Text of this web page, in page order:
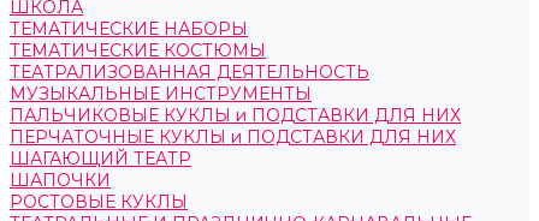
ШКОЛА
ТЕМАТИЧЕСКИЕ НАБОРЫ
ТЕМАТИЧЕСКИЕ КОСТЮМЫ
ТЕАТРАЛИЗОВАННАЯ ДЕЯТЕЛЬНОСТЬ
МУЗЫКАЛЬНЫЕ ИНСТРУМЕНТЫ
ПАЛЬЧИКОВЫЕ КУКЛЫ и ПОДСТАВКИ ДЛЯ НИХ
ПЕРЧАТОЧНЫЕ КУКЛЫ и ПОДСТАВКИ ДЛЯ НИХ
ШАГАЮЩИЙ ТЕАТР
ШАПОЧКИ
РОСТОВЫЕ КУКЛЫ